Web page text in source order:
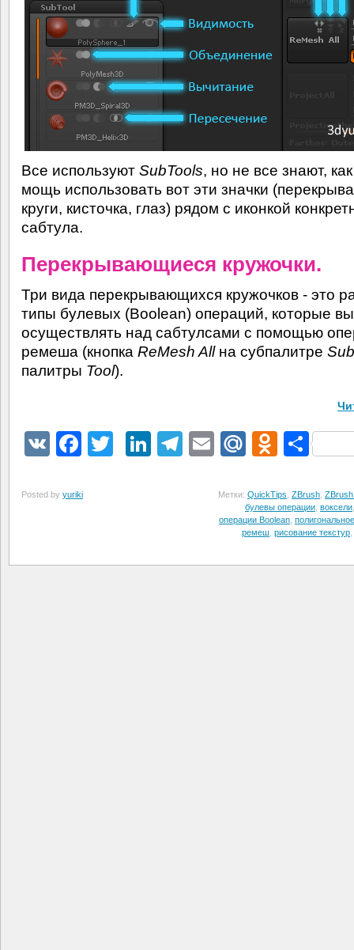
Все используют SubTools, но не все знают,
мощь использовать вот эти значки
круги, кисточка, глаз) рядом с иконкой
сабтула.
Перекрывающиеся кружочки.
Три вида перекрывающихся кружочков - это
типы булевых (Boolean) операций, которые
осуществлять над сабтулсами с помощью
ремеша (кнопка ReMesh Allна субпалитре
палитры Tool).
VK Facebook
TwitterLinkedIn
Telegram
EmailMail.Ru
Posted by yuriki Метки: QuickTips ZBrush
булевы операции воксели
операции Boolean
ремеш рисование текстур